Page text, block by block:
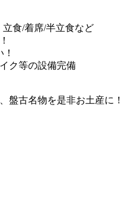
立食/着席/半立食など
ク等の設備完備
盤古名物を是非お土産に！